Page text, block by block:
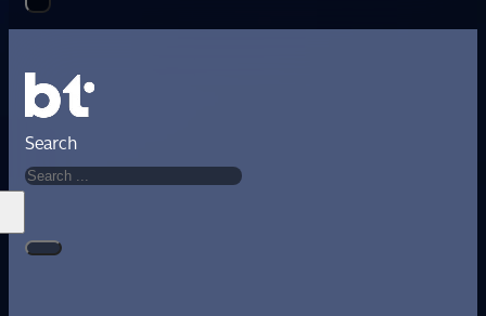
Search